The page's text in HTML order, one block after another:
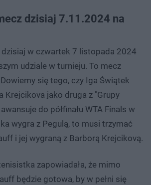
dzisiaj 7.11.2024 na
w czwartek 7 listopada 2024
udziale w turnieju. To mecz
się tego, czy Iga Świątek
Krejcikova jako druga z "Grupy
do półfinału WTA Finals w
wygra z Pegulą, to musi trzymać
i jej wygraną z Barborą Krejcikovą.
zapowiadała, że mimo
będzie gotowa, by w pełni się